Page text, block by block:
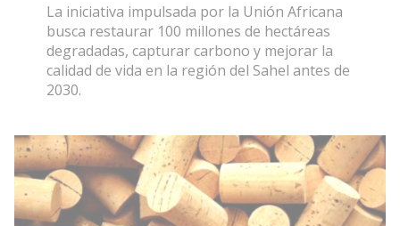
La iniciativa impulsada por la Unión Africana
busca restaurar 100 millones de hectáreas
degradadas, capturar carbono y mejorar la
calidad de vida en la región del Sahel antes de
2030.